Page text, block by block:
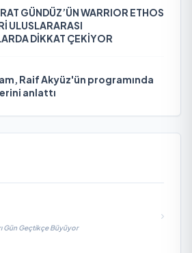
GÜNDÜZ’ÜN WARRIOR ETHOS
ULUSLARARASI
DİKKAT ÇEKİYOR
Raif Akyüz'ün programında
anlattı
Gün Geçtikçe Büyüyor